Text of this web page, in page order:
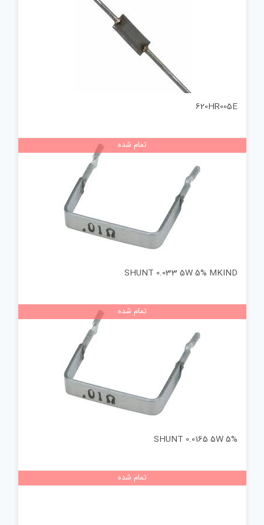
620HR005E
تمام شده
SHUNT 0.033 5W 5% MKIND
تمام شده
SHUNT 0.0165 5W 5%
تمام شده